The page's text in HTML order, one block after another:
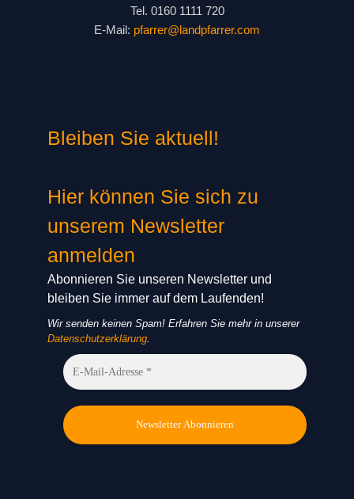
Tel. 0160 1111 720
E-Mail: pfarrer@landpfarrer.com
Bleiben Sie aktuell!
Hier können Sie sich zu
unserem Newsletter
anmelden
Abonnieren Sie unseren Newsletter und
bleiben Sie immer auf dem Laufenden!
Wir senden keinen Spam! Erfahren Sie mehr in unserer
Datenschutzerklärung